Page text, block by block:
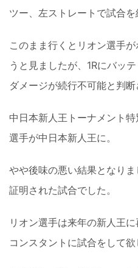
ツー、左ストレートで試合を
このまま行くとリオン選手
うと見ましたが、1Rにバッ
ダメージが続行不可能と判断
中日本新人王トーナメント
選手が中日本新人王に。
やや後味の悪い結果となり
証明された試合でした。
リオン選手は来年の新人王
コンスタントに試合をして欲